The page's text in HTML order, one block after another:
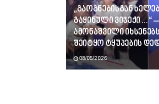
„გაოგნებისგან
გაყინული ვიჯექი…“
ამონაშვილი
შეიტყო ტყუპების
08/05/2026